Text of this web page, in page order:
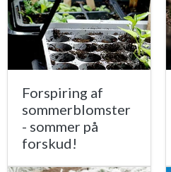
Forspiring af
sommerblomster
- sommer på
forskud!